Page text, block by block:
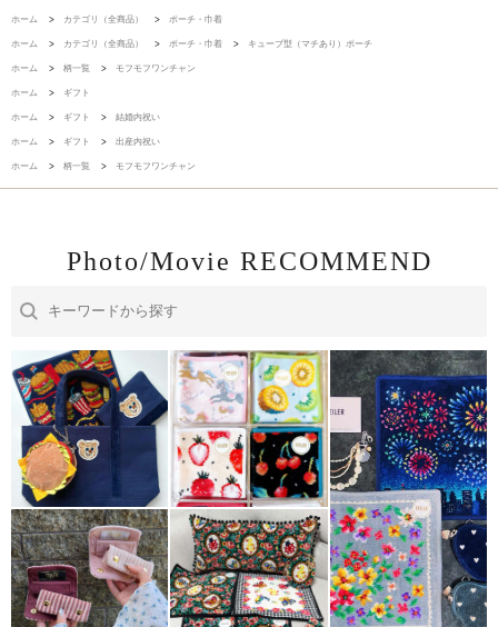
ホーム > カテゴリ（全商品） > ポーチ・巾着
ホーム > カテゴリ（全商品） > ポーチ・巾着 > キューブ型（マチあり）ポーチ
ホーム > 柄一覧 > モフモフワンチャン
ホーム > ギフト
ホーム > ギフト > 結婚内祝い
ホーム > ギフト > 出産内祝い
ホーム > 柄一覧 > モフモフワンチャン
Photo/Movie RECOMMEND